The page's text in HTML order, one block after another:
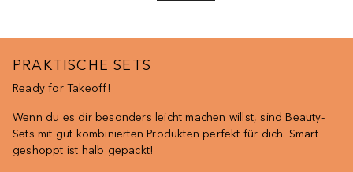
PRAKTISCHE SETS
Ready for Takeoff!
Wenn du es dir besonders leicht machen willst, sind Beauty-
Sets mit gut kombinierten Produkten perfekt für dich. Smart
geshoppt ist halb gepackt!